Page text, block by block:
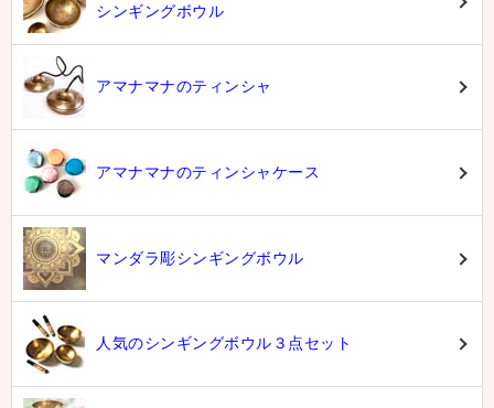
シンギングボウル
アマナマナのティンシャ
アマナマナのティンシャケース
マンダラ彫シンギングボウル
人気のシンギングボウル３点セット